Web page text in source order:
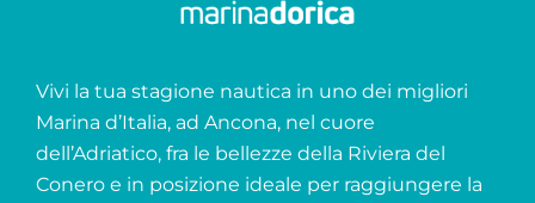
Vivi la tua stagione nautica in uno dei migliori
Marina d’Italia, ad Ancona, nel cuore
dell’Adriatico, fra le bellezze della Riviera del
Conero e in posizione ideale per raggiungere la